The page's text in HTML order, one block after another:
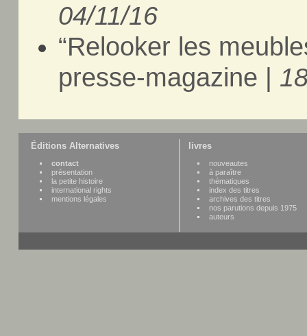
04/11/16
“Relooker les
presse-magazine |
Éditions Alternatives
contact
présentation
la petite histoire
international rights
mentions légales
livres
nouveautes
à paraître
thématiques
index des titres
archives des titres
nos parutions depuis 1975
auteurs